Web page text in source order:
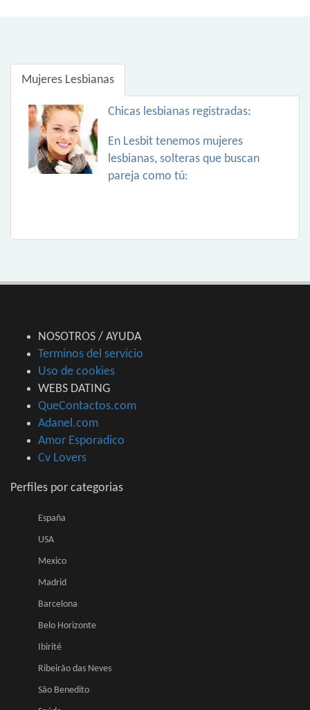
Mujeres Lesbianas
Chicas lesbianas registradas:
En Lesbit tenemos mujeres
lesbianas, solteras que buscan
pareja como tú:
NOSOTROS / AYUDA
Terminos del servicio
Uso de cookies
WEBS DATING
QueContactos.com
Adanel.com
Amor Esporadico
Cv Lovers
Perfiles por categorias
España
USA
Mexico
Madrid
Barcelona
Belo Horizonte
Ibirité
Ribeirão das Neves
São Benedito